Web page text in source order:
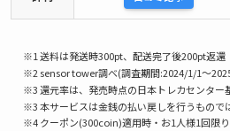
※1 送料は発送時300pt、配送完了後200pt返還
※2 sensor tower調べ(調査期間:2024/1/1〜
※3 還元率は、発売時点の日本トレカセンタ
※3 本サービスは金銭の払い戻しを行うもの
※4 クーポン(300coin)適用時・お1人様1回限り